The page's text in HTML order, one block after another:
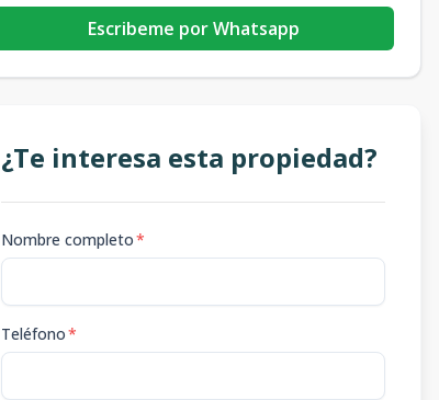
Escribeme por Whatsapp
¿Te interesa esta propiedad?
Nombre completo*
Teléfono*